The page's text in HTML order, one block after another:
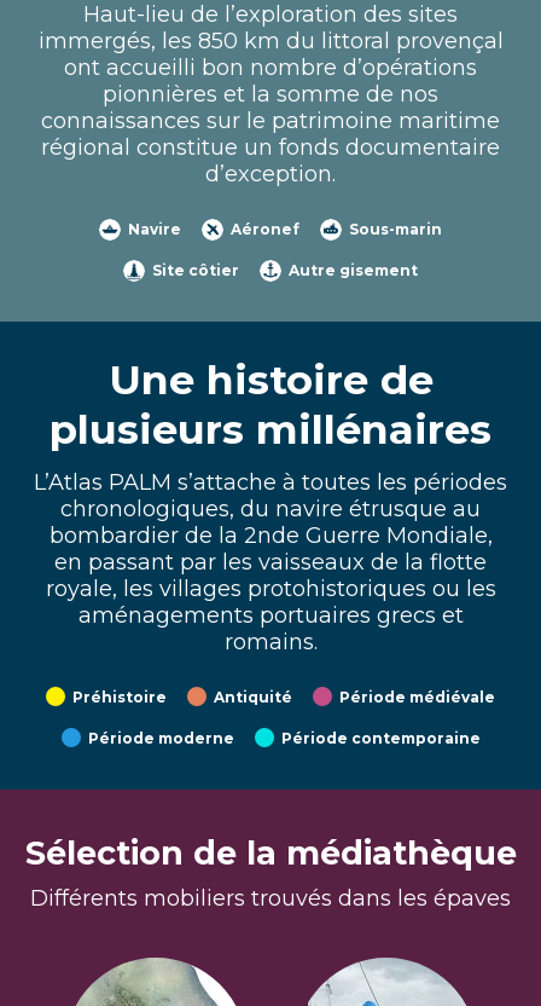
Haut-lieu de l’exploration des sites
immergés, les 850 km du littoral provençal
ont accueilli bon nombre d’opérations
pionnières et la somme de nos
connaissances sur le patrimoine maritime
régional constitue un fonds documentaire
d’exception.
Navire Aéronef Sous-marin
Site côtier Autre gisement
Une histoire de
plusieurs millénaires
L’Atlas PALM s’attache à toutes les périodes
chronologiques, du navire étrusque au
bombardier de la 2nde Guerre Mondiale,
en passant par les vaisseaux de la flotte
royale, les villages protohistoriques ou les
aménagements portuaires grecs et
romains.
Préhistoire Antiquité Période médiévale
Période moderne Période contemporaine
Sélection de la médiathèque
Différents mobiliers trouvés dans les épaves